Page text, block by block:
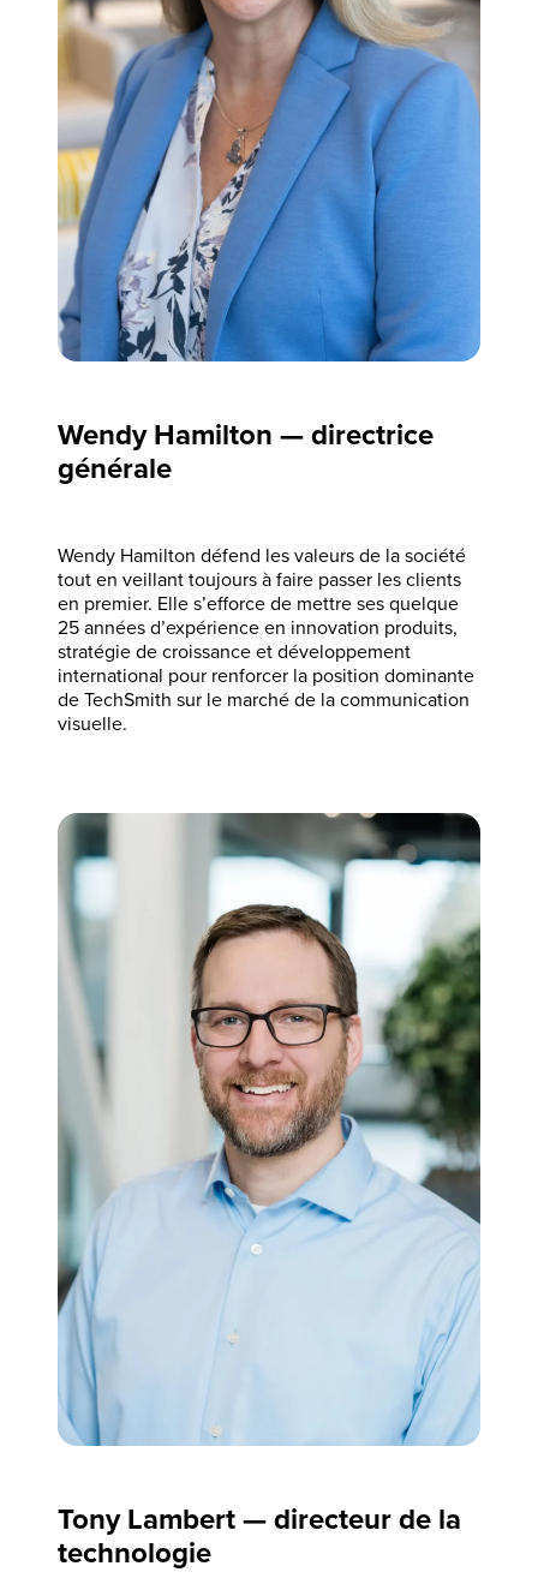
Wendy Hamilton — directrice
générale
Wendy Hamilton défend les valeurs de la société
tout en veillant toujours à faire passer les clients
en premier. Elle s’efforce de mettre ses quelque
25 années d’expérience en innovation produits,
stratégie de croissance et développement
international pour renforcer la position dominante
de TechSmith sur le marché de la communication
visuelle.
Tony Lambert — directeur de la
technologie